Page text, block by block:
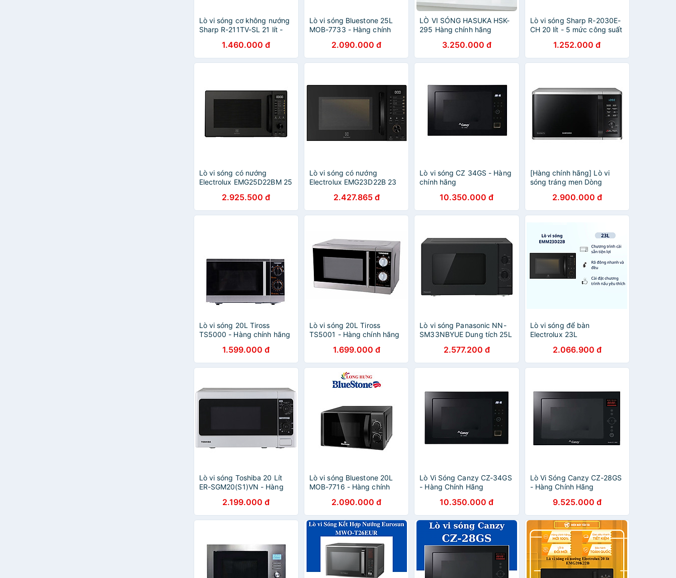
Lò vi sóng cơ không nướng
Sharp R-211TV-SL 21 lít -
1.460.000 đ
Lò vi sóng Bluestone 25L
MOB-7733 - Hàng chính
2.090.000 đ
LÒ VI SÓNG HASUKA HSK-
295 Hàng chính hãng
3.250.000 đ
Lò vi sóng Sharp R-2030E-
CH 20 lít - 5 mức công suất
1.252.000 đ
Lò vi sóng có nướng
Electrolux EMG25D22BM 25
2.925.500 đ
Lò vi sóng có nướng
Electrolux EMG23D22B 23
2.427.865 đ
Lò vi sóng CZ 34GS - Hàng
chính hãng
10.350.000 đ
[Hàng chính hãng] Lò vi
sóng tráng men Dòng
2.900.000 đ
Lò vi sóng 20L Tiross
TS5000 - Hàng chính hãng
1.599.000 đ
Lò vi sóng 20L Tiross
TS5001 - Hàng chính hãng
1.699.000 đ
Lò vi sóng Panasonic NN-
SM33NBYUE Dung tích 25L
2.577.200 đ
Lò vi sóng để bàn
Electrolux 23L
EMM23D22B - Hàng chính
hãng
2.066.900 đ
Lò vi sóng Toshiba 20 Lít
ER-SGM20(S1)VN - Hàng
2.199.000 đ
Lò vi sóng Bluestone 20L
MOB-7716 - Hàng chính
2.090.000 đ
Lò Vi Sóng Canzy CZ-34GS
- Hàng Chính Hãng
10.350.000 đ
Lò Vi Sóng Canzy CZ-28GS
- Hàng Chính Hãng
9.525.000 đ